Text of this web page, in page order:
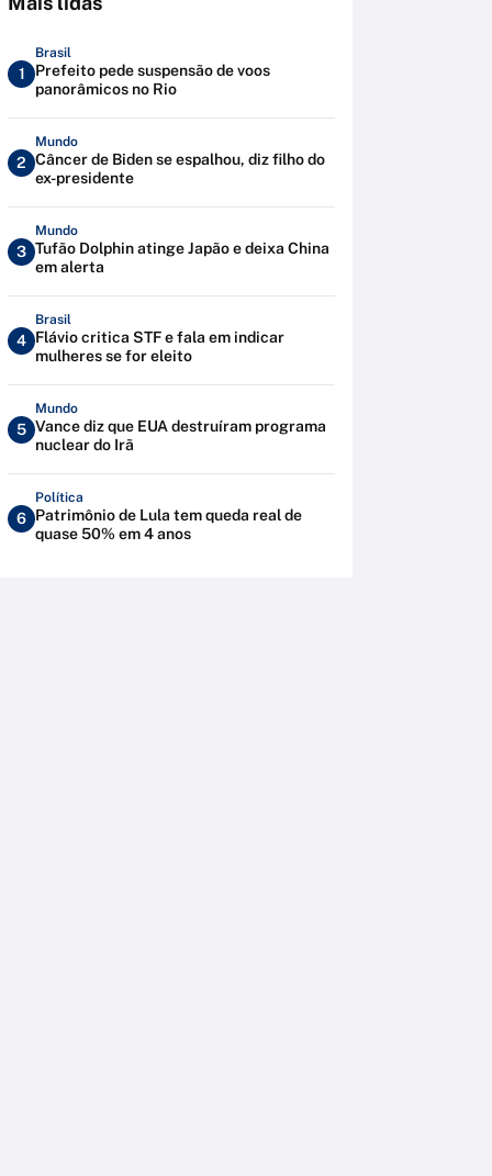
1
Brasil
Prefeito pede suspensão de voos
panorâmicos no Rio
2
Mundo
Câncer de Biden se espalhou, diz filho do
ex-presidente
3
Mundo
Tufão Dolphin atinge Japão e deixa China
em alerta
4
Brasil
Flávio critica STF e fala em indicar
mulheres se for eleito
5
Mundo
Vance diz que EUA destruíram programa
nuclear do Irã
6
Política
Patrimônio de Lula tem queda real de
quase 50% em 4 anos